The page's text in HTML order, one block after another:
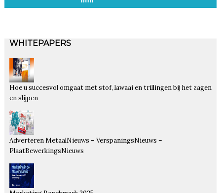
WHITEPAPERS
Hoe u succesvol omgaat met stof, lawaai en trillingen bij het zagen
en slijpen
Adverteren MetaalNieuws – VerspaningsNieuws –
PlaatBewerkingsNieuws